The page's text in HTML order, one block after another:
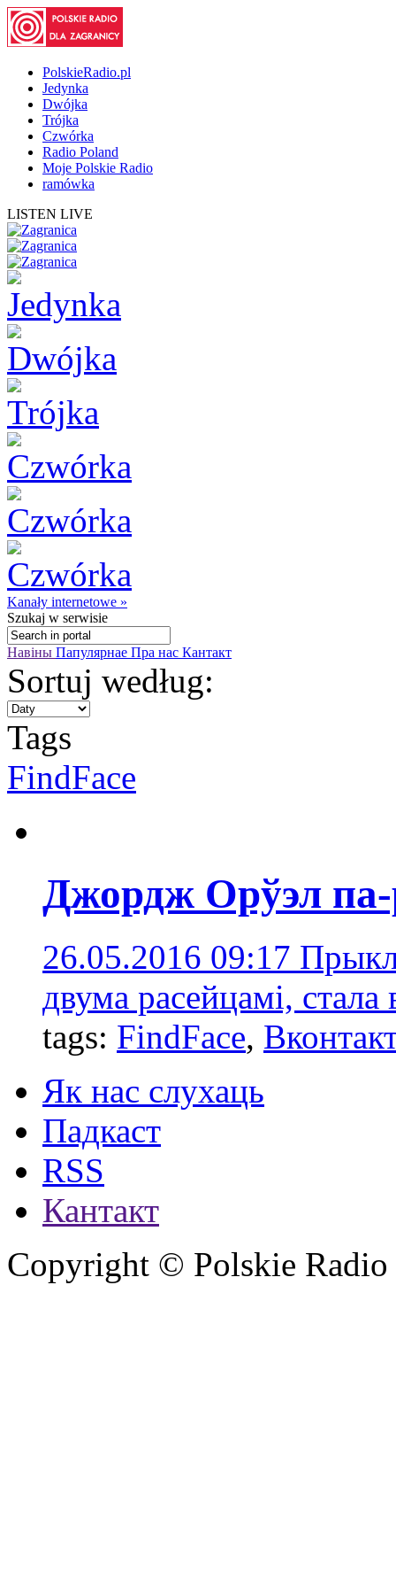
PolskieRadio.pl
Jedynka
Dwójka
Trójka
Czwórka
Radio Poland
Moje Polskie Radio
ramówka
LISTEN LIVE
Kanały internetowe »
Szukaj w serwisie
Навіны Папулярнае Пра нас Кантакт
Sortuj według:
Tags
FindFace
Джордж Орўэл па-
26.05.2016 09:17
двума расейцамі,
tags: FindFace,
Як нас слухаць
Падкаст
RSS
Кантакт
Copyright © Polskie